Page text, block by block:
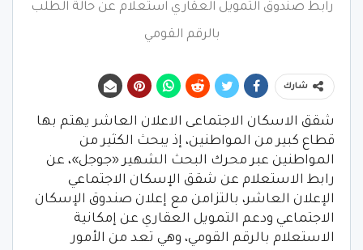
رابط صندوق التمويل العقاري استعلام عن حالة الطلب
بالرقم القومي
شارك
شقق الاسكان الاجتماعى الاعلان العاشر يهتم بها
قطاع كبير من المواطنين، إذ يبحث الكثير من
المواطنين عبر محرك البحث الشهير «جوجل»، عن
رابط الاستعلام عن شقق الإسكان الاجتماعي
الإعلان العاشر، بالتزامن مع إعلان صندوق الإسكان
الاجتماعي ودعم التمويل العقاري عن إمكانية
الاستعلام بالرقم القومي، وهي تعد من الأمور